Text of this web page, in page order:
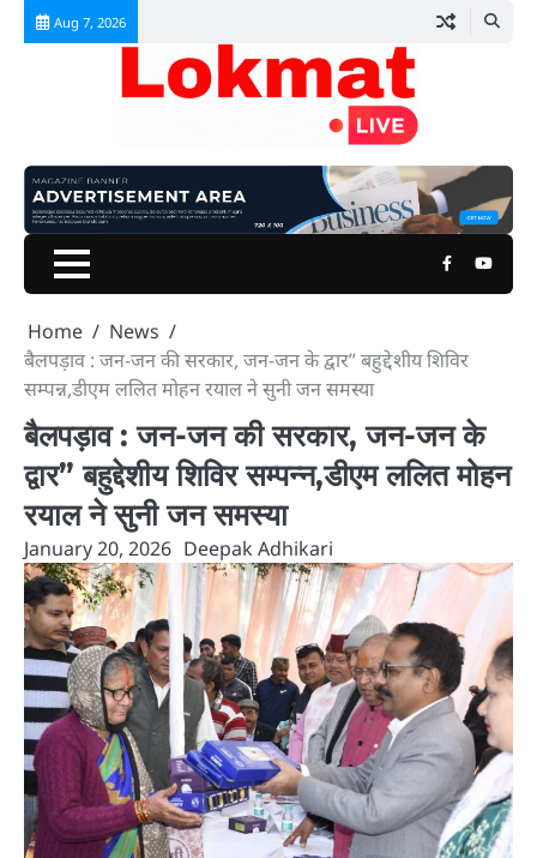
Skip
Aug 7, 2026
Facebook
Home
News
बैलपड़ाव : जन-जन की सरकार, जन-जन के द्वार” बहुद्देशीय शिविर
सम्पन्न,डीएम ललित मोहन रयाल ने सुनी जन समस्या
बैलपड़ाव : जन-जन की सरकार, जन-जन के
द्वार” बहुद्देशीय शिविर सम्पन्न,डीएम ललित मोहन
रयाल ने सुनी जन समस्या
January 20, 2026 Deepak Adhikari